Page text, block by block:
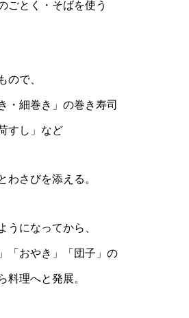
ごとく・そばを使う
ので、
・細巻き」の巻き寿司
すし」など
わさびを添える。
うになってから、
「おやき」「団子」の
料理へと発展。